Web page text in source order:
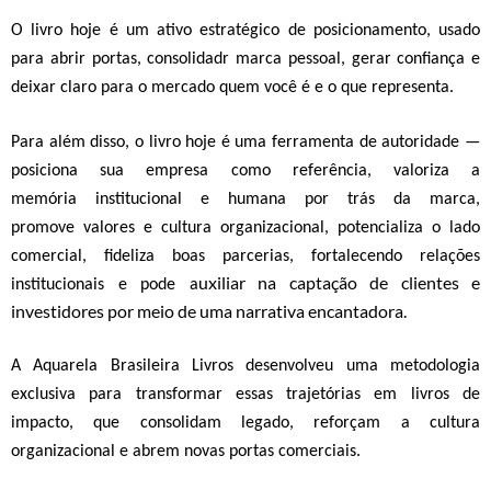
O livro hoje é um ativo estratégico de posicionamento, usado
para abrir portas, consolidadr marca pessoal, gerar confiança e
deixar claro para o mercado quem você é e o que representa.
Para além disso, o livro hoje éuma ferramenta deautoridade —
posiciona sua empresa como referência, valoriza a
memória institucional e humana por trás da marca,
promove valores e cultura organizacional, potencializa o lado
comercial, fideliza boas parcerias, fortalecendo relações
institucionais e pode auxiliarna captação de clientes e
investidores por meio de uma narrativa encantadora.
A Aquarela Brasileira Livros desenvolveu uma metodologia
exclusiva para transformar essas trajetórias em livros de
impacto,que consolidam legado, reforçam a cultura
organizacional e abrem novas portas comerciais.